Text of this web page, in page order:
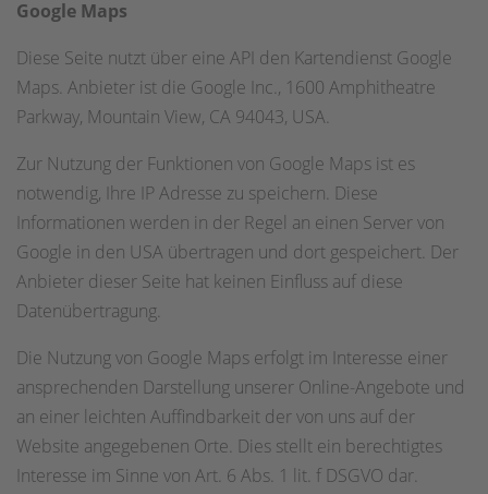
Google Maps
Diese Seite nutzt über eine API den Kartendienst Google
Maps. Anbieter ist die Google Inc., 1600 Amphitheatre
Parkway, Mountain View, CA 94043, USA.
Zur Nutzung der Funktionen von Google Maps ist es
notwendig, Ihre IP Adresse zu speichern. Diese
Informationen werden in der Regel an einen Server von
Google in den USA übertragen und dort gespeichert. Der
Anbieter dieser Seite hat keinen Einfluss auf diese
Datenübertragung.
Die Nutzung von Google Maps erfolgt im Interesse einer
ansprechenden Darstellung unserer Online-Angebote und
an einer leichten Auffindbarkeit der von uns auf der
Website angegebenen Orte. Dies stellt ein berechtigtes
Interesse im Sinne von Art. 6 Abs. 1 lit. f DSGVO dar.